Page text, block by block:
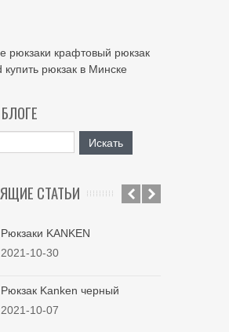
рюкзаки крафтовый рюкзак
купить рюкзак в Минске
Искать
СТАТЬИ
Рюкзаки KANKEN
2021-10-30
Рюкзак Kanken черный
2021-10-07